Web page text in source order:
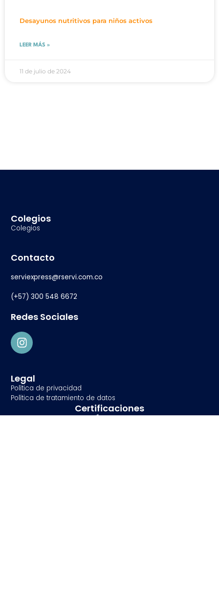
Desayunos nutritivos para niños activos
LEER MÁS »
11 de julio de 2024
Colegios
Colegios
Contacto
serviexpress@rservi.com.co
(+57) 300 548 6672
Redes Sociales
Legal
Política de privacidad
Política de tratamiento de datos
Certificaciones